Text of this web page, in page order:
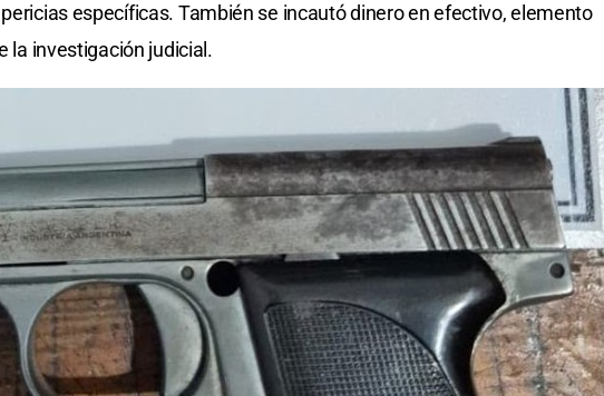
específicas. También se incautó dinero en efectivo, elemento
la investigación judicial.